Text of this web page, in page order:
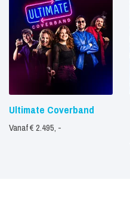
Ultimate Coverband
Vanaf € 2.495, -